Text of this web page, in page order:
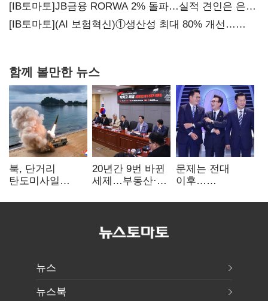
[IB토마토]JB금융 RORWA 2% 돌파…실적 견인은 은행
아닌 캐피탈
[IB토마토](AI 보험혁신)①생산성 최대 80% 개선…
함께 볼만한 뉴스
북, 단거리
탄도미사일
"즉각 중단 촉구"
20년간 9번 바뀐
세제…부동산·
건드렸다
문제는 전대
이후…
뒤집힐 땐
뉴스
뉴스북